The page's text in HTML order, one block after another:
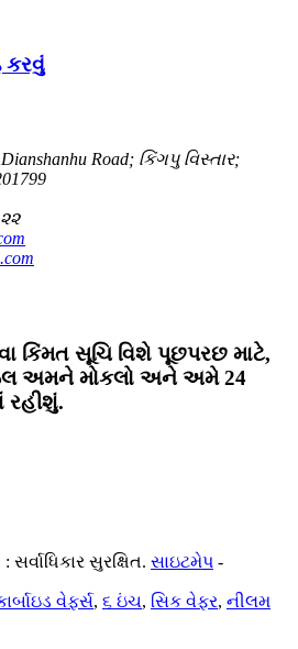
કરવું
Road; કિંગપુ વિસ્તાર;
કિંમત સૂચિ વિશે પૂછપરછ માટે,
અમને મોકલો અને અમે 24
રહીશું.
સુરક્ષિત. સાઇટમેપ -
વેફર્સ, ૬ ઇંચ, સિક વેફર, નીલમ